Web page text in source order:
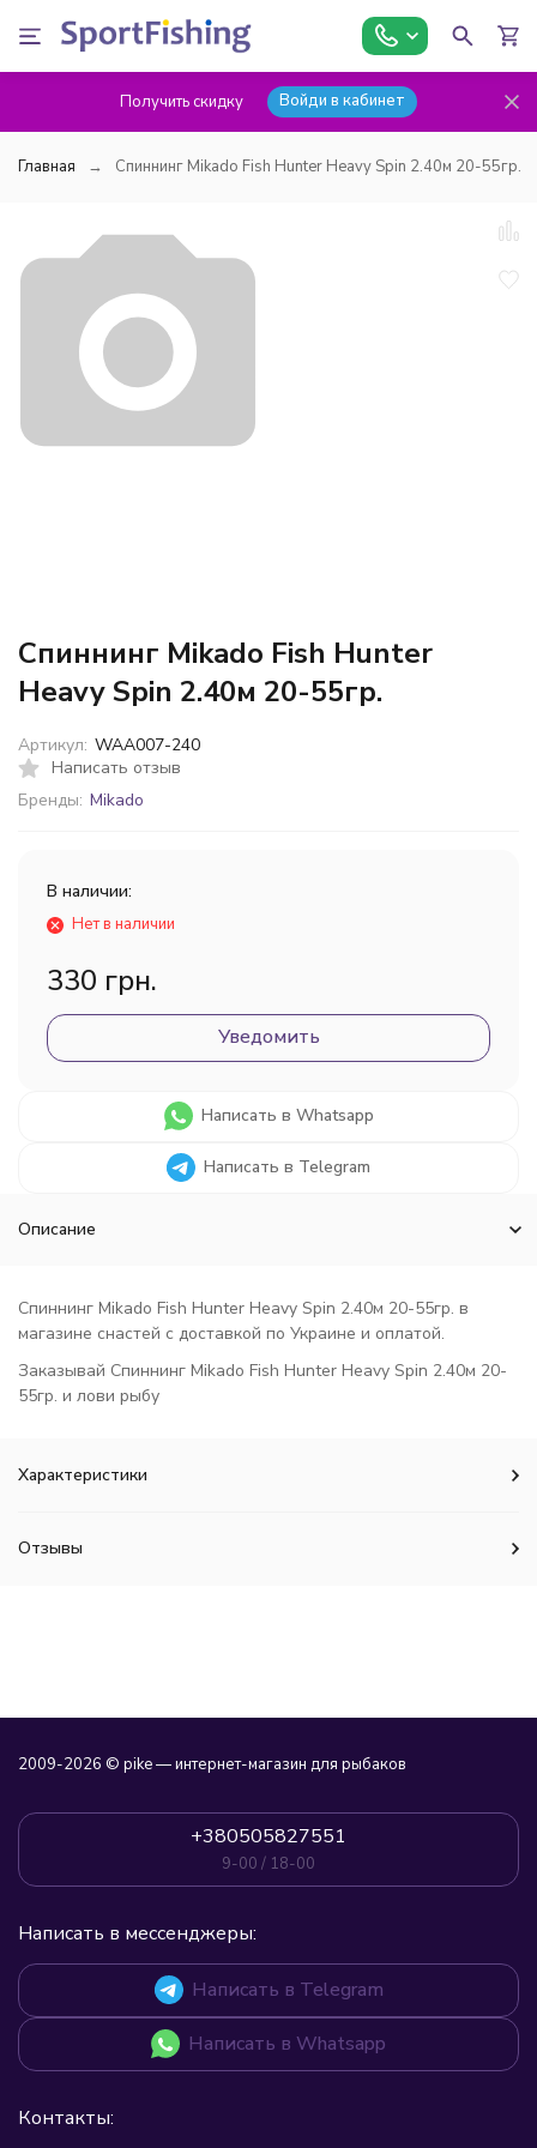
Получить скидку Войди в кабинет
Главная Спиннинг Mikado Fish Hunter Heavy Spin 2.40м 20-55гр.
Спиннинг Mikado Fish Hunter
Heavy Spin 2.40м 20-55гр.
Написать отзыв
Бренды: Mikado
Артикул: WAA007-240
В наличии:
Нет в наличии
330 грн.
Уведомить
Написать в Whatsapp
Написать в Telegram
Описание
Спиннинг Mikado Fish Hunter Heavy Spin 2.40м 20-55гр. в
магазине снастей с доставкой по Украине и оплатой.
Заказывай Спиннинг Mikado Fish Hunter Heavy Spin 2.40м 20-
55гр. и лови рыбу
Характеристики
Отзывы
2009-2026 © pike — интернет-магазин для рыбаков
+380505827551
9-00 / 18-00
Написать в мессенджеры:
Написать в Telegram
Написать в Whatsapp
Контакты: